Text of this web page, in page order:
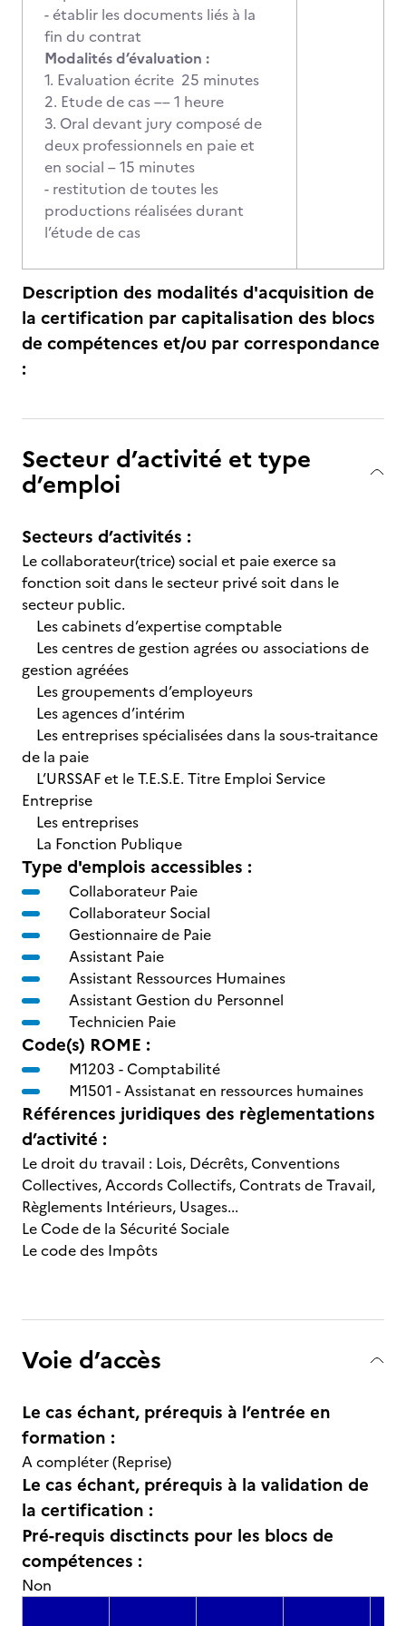
- établir les documents liés à la
fin du contrat
Modalités d’évaluation :
1. Evaluation écrite 25 minutes
2. Etude de cas –– 1 heure
3. Oral devant jury composé de
deux professionnels en paie et
en social – 15 minutes
- restitution de toutes les
productions réalisées durant
l’étude de cas
Description des modalités d'acquisition de
la certification par capitalisation des blocs
de compétences et/ou par correspondance
:
Secteur d’activité et type
d’emploi
Secteurs d’activités :
Le collaborateur(trice) social et paie exerce sa
fonction soit dans le secteur privé soit dans le
secteur public.
Les cabinets d’expertise comptable
Les centres de gestion agrées ou associations de
gestion agréées
Les groupements d’employeurs
Les agences d’intérim
Les entreprises spécialisées dans la sous-traitance
de la paie
L’URSSAF et le T.E.S.E. Titre Emploi Service
Entreprise
Les entreprises
La Fonction Publique
Type d'emplois accessibles :
Collaborateur Paie
Collaborateur Social
Gestionnaire de Paie
Assistant Paie
Assistant Ressources Humaines
Assistant Gestion du Personnel
Technicien Paie
Code(s) ROME :
M1203 -Comptabilité
M1501 -Assistanat en ressources humaines
Références juridiques des règlementations
d’activité :
Le droit du travail : Lois, Décrêts, Conventions
Collectives, Accords Collectifs, Contrats de Travail,
Règlements Intérieurs, Usages...
Le Code de la Sécurité Sociale
Le code des Impôts
Voie d’accès
Le cas échant, prérequis à l’entrée en
formation :
A compléter (Reprise)
Le cas échant, prérequis à la validation de
la certification :
Pré-requis disctincts pour les blocs de
compétences :
Non